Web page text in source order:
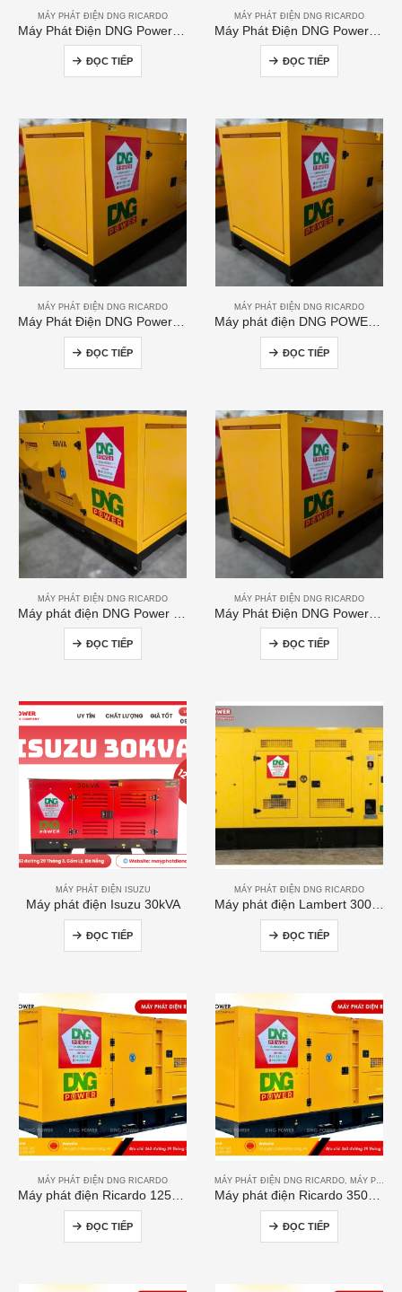
MÁY PHÁT ĐIỆN DNG RICARDO
ĐỌC TIẾP
MÁY PHÁT ĐIỆN DNG RICARDO
ĐỌC TIẾP
MÁY PHÁT ĐIỆN DNG RICARDO
Máy Phát Điện DNG Power 200kVA
ĐỌC TIẾP
MÁY PHÁT ĐIỆN DNG RICARDO
Máy phát điện DNG POWER 50kVA
ĐỌC TIẾP
MÁY PHÁT ĐIỆN DNG RICARDO
ĐỌC TIẾP
MÁY PHÁT ĐIỆN DNG RICARDO
ĐỌC TIẾP
MÁY PHÁT ĐIỆN ISUZU
Máy phát điện Isuzu 30kVA
ĐỌC TIẾP
MÁY PHÁT ĐIỆN DNG RICARDO
ĐỌC TIẾP
MÁY PHÁT ĐIỆN DNG RICARDO
Máy phát điện Ricardo 125kVA
ĐỌC TIẾP
MÁY PHÁT ĐIỆN DNG RICARDO, MÁY PHÁT ĐIỆN RICARDO
Máy phát điện Ricardo 350KVA
ĐỌC TIẾP